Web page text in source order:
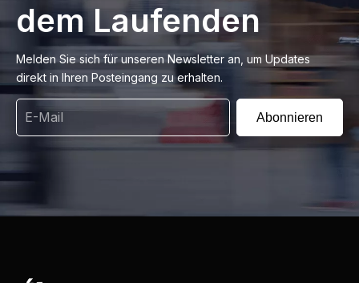
dem Laufenden
Melden Sie sich für unseren Newsletter an, um Updates
direkt in Ihren Posteingang zu erhalten.
Abonnieren